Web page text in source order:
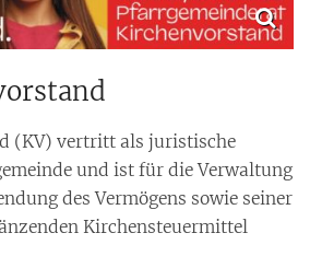
(KV) vertritt als juristische
und ist für die Verwaltung
des Vermögens sowie seiner
Kirchensteuermittel